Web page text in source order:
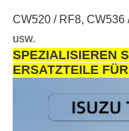
CW520 / RF8, CW536
usw.
SPEZIALISIEREN
ERSATZTEILE